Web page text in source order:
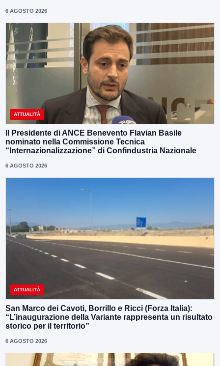
6 AGOSTO 2026
ATTUALITÀ
Il Presidente di ANCE Benevento Flavian Basile
nominato nella Commissione Tecnica
“Internazionalizzazione” di Confindustria Nazionale
6 AGOSTO 2026
ATTUALITÀ
San Marco dei Cavoti, Borrillo e Ricci (Forza Italia):
“L’inaugurazione della Variante rappresenta un risultato
storico per il territorio”
6 AGOSTO 2026